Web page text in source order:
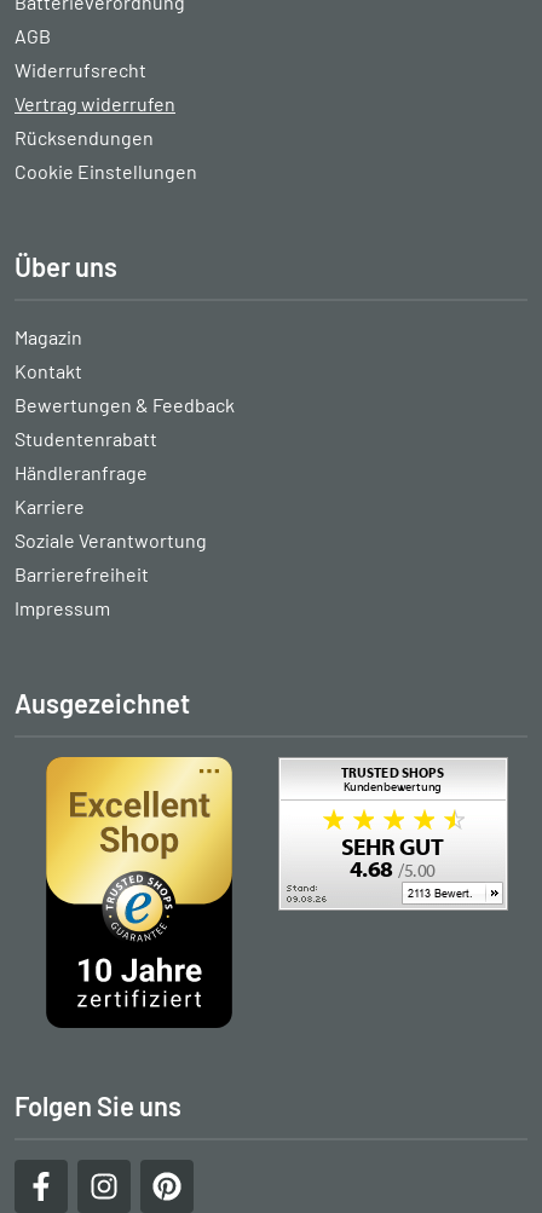
AGB
Widerrufsrecht
Vertrag widerrufen
Rücksendungen
Cookie Einstellungen
Über uns
Magazin
Kontakt
Bewertungen & Feedback
Studentenrabatt
Händleranfrage
Karriere
Soziale Verantwortung
Barrierefreiheit
Impressum
Ausgezeichnet
Folgen Sie uns